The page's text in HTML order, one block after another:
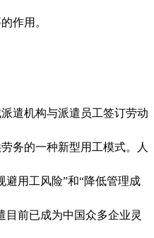
作用。
遣机构与派遣员工签订劳动
务的一种新型用工模式。人
避用工风险”和“降低管理成
目前已成为中国众多企业灵